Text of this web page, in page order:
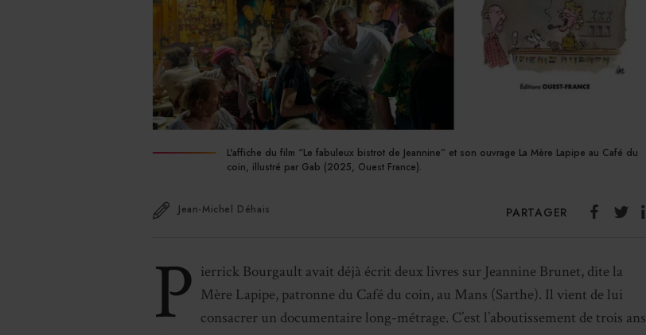
L'affiche du film “Le fabuleux bistrot de Jeannine” et son ouvrage La Mère Lapipe au Café du
coin, illustré par Gab (2025, Ouest France).
Jean-Michel Déhais PARTAGER
P ierrick Bourgault avait déjà écrit deux livres sur Jeannine Brunet, dite la
Mère Lapipe, patronne du Café du coin, au Mans (Sarthe). Il vient de lui
consacrer un documentaire long-métrage. C’est l’aboutissement de trois ans